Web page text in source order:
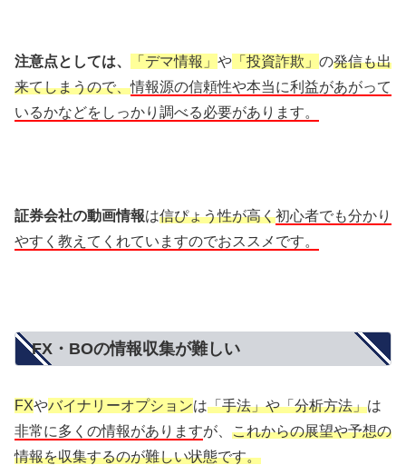
注意点としては、 「デマ情報」 や 「投資詐欺」 の発信も出
来てしまうので、情報源の信頼性や本当に利益があがって
いるかなどをしっかり調べる必要があります。
証券会社の動画情報は信ぴょう性が高く初心者でも分かり
やすく教えてくれていますのでおススメです。
FX・BOの情報収集が難しい
FXやバイナリーオプションは「手法」や「分析方法」は
非常に多くの情報がありますが、 これからの展望や予想の
情報を収集するのが難しい状態です。